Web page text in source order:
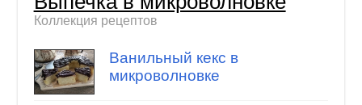
Коллекция рецептов
Ванильный кекс в
микроволновке